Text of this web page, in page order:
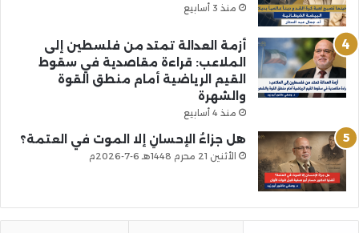
منذ 3 أسابيع
أزمة العدالة تمتد من فلسطين إلى
الملاعب: قراءة مقاصدية في سقوط
القيم الرياضية أمام منطق القوة
والشهرة
منذ 4 أسابيع
هل جزاءُ الإحسانِ إلا الموت في العتمة؟
الأثنين 21 محرم 1448هـ 6-7-2026م